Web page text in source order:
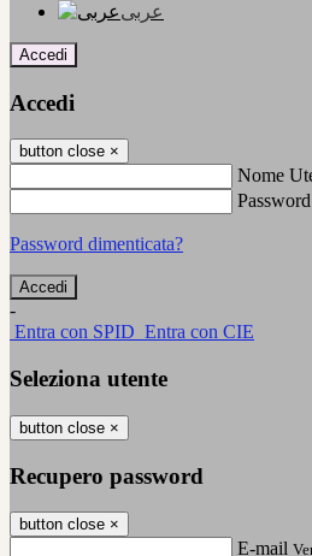
عربى
Accedi
Accedi
button close ×
Nome
Password
Password dimenticata?
-
Entra con SPID Entra con CIE
Seleziona utente
button close ×
Recupero password
button close ×
E-mail